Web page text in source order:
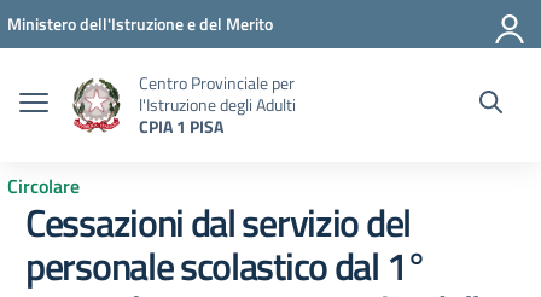
Vai ai contenuti
Vai al menu di navigazione
Vai al footer
Ministero dell'Istruzione e del Merito
Centro Provinciale per
l'Istruzione degli Adulti
CPIA 1 PISA
Circolare
Cessazioni dal servizio del
personale scolastico dal 1°